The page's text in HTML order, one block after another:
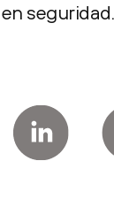
seguridad.